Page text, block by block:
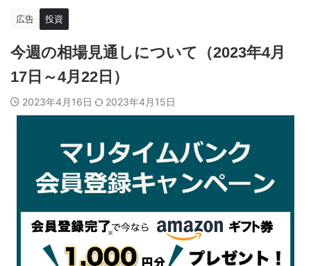
広告 投資
今週の相場見通しについて（2023年4月
17日～4月22日）
2023年4月16日 2023年4月15日